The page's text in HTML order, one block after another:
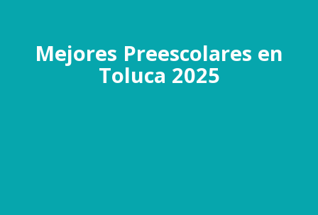
Mejores Preescolares en
Toluca 2025